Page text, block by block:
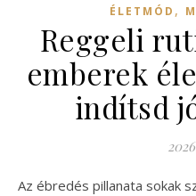
ÉLETMÓD ,
Reggeli
emberek
indítsd
Az ébredés pillanata sokak számára a legnehezebb része a